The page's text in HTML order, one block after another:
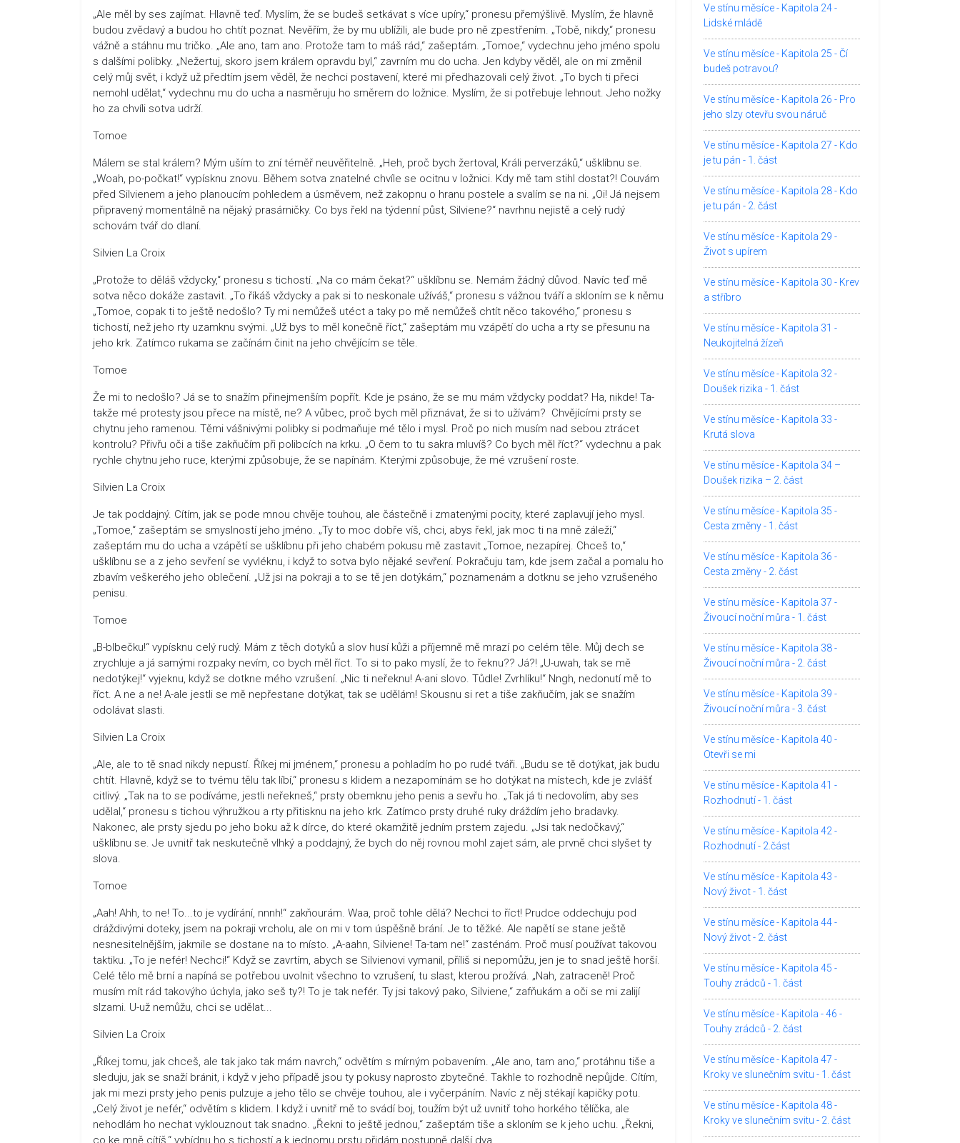
„Ale měl by ses zajímat. Hlavně teď. Myslím, že se budeš setkávat s více upíry,“ pronesu přemýšlivě. Myslím, že hlavně
budou zvědavý a budou ho chtít poznat. Nevěřím, že by mu ublížili, ale bude pro ně zpestřením. „Tobě, nikdy,“ pronesu
vážně a stáhnu mu tričko. „Ale ano, tam ano. Protože tam to máš rád,“ zašeptám. „Tomoe,“ vydechnu jeho jméno spolu
s dalšími polibky. „Nežertuj, skoro jsem králem opravdu byl,“ zavrním mu do ucha. Jen kdyby věděl, ale on mi změnil
celý můj svět, i když už předtím jsem věděl, že nechci postavení, které mi předhazovali celý život. „To bych ti přeci
nemohl udělat,“ vydechnu mu do ucha a nasměruju ho směrem do ložnice. Myslím, že si potřebuje lehnout. Jeho nožky
ho za chvíli sotva udrží.
Tomoe
Málem se stal králem? Mým uším to zní téměř neuvěřitelně. „Heh, proč bych žertoval, Králi perverzáků,“ ušklíbnu se.
„Woah, po-počkat!“ vypísknu znovu. Během sotva znatelné chvíle se ocitnu v ložnici. Kdy mě tam stihl dostat?! Couvám
před Silvienem a jeho planoucím pohledem a úsměvem, než zakopnu o hranu postele a svalím se na ni. „Oi! Já nejsem
připravený momentálně na nějaký prasárničky. Co bys řekl na týdenní půst, Silviene?“ navrhnu nejistě a celý rudý
schovám tvář do dlaní.
Silvien La Croix
„Protože to děláš vždycky,“ pronesu s tichostí. „Na co mám čekat?“ ušklíbnu se. Nemám žádný důvod. Navíc teď mě
sotva něco dokáže zastavit. „To říkáš vždycky a pak si to neskonale užíváš,“ pronesu s vážnou tváří a skloním se k němu
„Tomoe, copak ti to ještě nedošlo? Ty mi nemůžeš utéct a taky po mě nemůžeš chtít něco takového,“ pronesu s
tichostí, než jeho rty uzamknu svými. „Už bys to měl konečně říct,“ zašeptám mu vzápětí do ucha a rty se přesunu na
jeho krk. Zatímco rukama se začínám činit na jeho chvějícím se těle.
Tomoe
Že mi to nedošlo? Já se to snažím přinejmenším popřít. Kde je psáno, že se mu mám vždycky poddat? Ha, nikde! Ta-
takže mé protesty jsou přece na místě, ne? A vůbec, proč bych měl přiznávat, že si to užívám? Chvějícími prsty se
chytnu jeho ramenou. Těmi vášnivými polibky si podmaňuje mé tělo i mysl. Proč po nich musím nad sebou ztrácet
kontrolu? Přivřu oči a tiše zakňučím při polibcích na krku. „O čem to tu sakra mluvíš? Co bych měl říct?“ vydechnu a pak
rychle chytnu jeho ruce, kterými způsobuje, že se napínám. Kterými způsobuje, že mé vzrušení roste.
Silvien La Croix
Je tak poddajný. Cítím, jak se pode mnou chvěje touhou, ale částečně i zmatenými pocity, které zaplavují jeho mysl.
„Tomoe,“ zašeptám se smyslností jeho jméno. „Ty to moc dobře víš, chci, abys řekl, jak moc ti na mně záleží,“
zašeptám mu do ucha a vzápětí se ušklíbnu při jeho chabém pokusu mě zastavit „Tomoe, nezapírej. Chceš to,“
ušklíbnu se a z jeho sevření se vyvléknu, i když to sotva bylo nějaké sevření. Pokračuju tam, kde jsem začal a pomalu ho
zbavím veškerého jeho oblečení. „Už jsi na pokraji a to se tě jen dotýkám,“ poznamenám a dotknu se jeho vzrušeného
penisu.
Tomoe
„B-blbečku!“ vypísknu celý rudý. Mám z těch dotyků a slov husí kůži a příjemně mě mrazí po celém těle. Můj dech se
zrychluje a já samými rozpaky nevím, co bych měl říct. To si to pako myslí, že to řeknu?? Já?! „U-uwah, tak se mě
nedotýkej!“ vyjeknu, když se dotkne mého vzrušení. „Nic ti neřeknu! A-ani slovo. Tůdle! Zvrhlíku!“ Nngh, nedonutí mě to
říct. A ne a ne! A-ale jestli se mě nepřestane dotýkat, tak se udělám! Skousnu si ret a tiše zakňučím, jak se snažím
odolávat slasti.
Silvien La Croix
„Ale, ale to tě snad nikdy nepustí. Říkej mi jménem,“ pronesu a pohladím ho po rudé tváři. „Budu se tě dotýkat, jak budu
chtít. Hlavně, když se to tvému tělu tak líbí,“ pronesu s klidem a nezapomínám se ho dotýkat na místech, kde je zvlášť
citlivý. „Tak na to se podíváme, jestli neřekneš,“ prsty obemknu jeho penis a sevřu ho. „Tak já ti nedovolím, aby ses
udělal,“ pronesu s tichou výhružkou a rty přitisknu na jeho krk. Zatímco prsty druhé ruky dráždím jeho bradavky.
Nakonec, ale prsty sjedu po jeho boku až k dírce, do které okamžitě jedním prstem zajedu. „Jsi tak nedočkavý,“
ušklíbnu se. Je uvnitř tak neskutečně vlhký a poddajný, že bych do něj rovnou mohl zajet sám, ale prvně chci slyšet ty
slova.
Tomoe
„Aah! Ahh, to ne! To...to je vydírání, nnnh!“ zakňourám. Waa, proč tohle dělá? Nechci to říct! Prudce oddechuju pod
dráždivými doteky, jsem na pokraji vrcholu, ale on mi v tom úspěšně brání. Je to těžké. Ale napětí se stane ještě
nesnesitelnějším, jakmile se dostane na to místo. „A-aahn, Silviene! Ta-tam ne!“ zasténám. Proč musí používat takovou
taktiku. „To je nefér! Nechci!“ Když se zavrtím, abych se Silvienovi vymanil, příliš si nepomůžu, jen je to snad ještě horší.
Celé tělo mě brní a napíná se potřebou uvolnit všechno to vzrušení, tu slast, kterou prožívá. „Nah, zatraceně! Proč
musím mít rád takovýho úchyla, jako seš ty?! To je tak nefér. Ty jsi takový pako, Silviene,“ zafňukám a oči se mi zalijí
slzami. U-už nemůžu, chci se udělat...
Silvien La Croix
„Říkej tomu, jak chceš, ale tak jako tak mám navrch,“ odvětím s mírným pobavením. „Ale ano, tam ano,“ protáhnu tiše a
sleduju, jak se snaží bránit, i když v jeho případě jsou ty pokusy naprosto zbytečné. Takhle to rozhodně nepůjde. Cítím,
jak mi mezi prsty jeho penis pulzuje a jeho tělo se chvěje touhou, ale i vyčerpáním. Navíc z něj stékají kapičky potu.
„Celý život je nefér,“ odvětím s klidem. I když i uvnitř mě to svádí boj, toužím být už uvnitř toho horkého tělíčka, ale
nehodlám ho nechat vyklouznout tak snadno. „Řekni to ještě jednou,“ zašeptám tiše a skloním se k jeho uchu. „Řekni,
co ke mně cítíš,“ vybídnu ho s tichostí a k jednomu prstu přidám postupně další dva.
Ve stínu měsíce - Kapitola 24 -
Lidské mládě
Ve stínu měsíce - Kapitola 25 - Čí
budeš potravou?
Ve stínu měsíce - Kapitola 26 - Pro
jeho slzy otevřu svou náruč
Ve stínu měsíce - Kapitola 27 - Kdo
je tu pán - 1. část
Ve stínu měsíce - Kapitola 28 - Kdo
je tu pán - 2. část
Ve stínu měsíce - Kapitola 29 -
Život s upírem
Ve stínu měsíce - Kapitola 30 - Krev
a stříbro
Ve stínu měsíce - Kapitola 31 -
Neukojitelná žízeň
Ve stínu měsíce - Kapitola 32 -
Doušek rizika - 1. část
Ve stínu měsíce - Kapitola 33 -
Krutá slova
Ve stínu měsíce - Kapitola 34 –
Doušek rizika – 2. část
Ve stínu měsíce - Kapitola 35 -
Cesta změny - 1. část
Ve stínu měsíce - Kapitola 36 -
Cesta změny - 2. část
Ve stínu měsíce - Kapitola 37 -
Živoucí noční můra - 1. část
Ve stínu měsíce - Kapitola 38 -
Živoucí noční můra - 2. část
Ve stínu měsíce - Kapitola 39 -
Živoucí noční můra - 3. část
Ve stínu měsíce - Kapitola 40 -
Otevři se mi
Ve stínu měsíce - Kapitola 41 -
Rozhodnutí - 1. část
Ve stínu měsíce - Kapitola 42 -
Rozhodnutí - 2.část
Ve stínu měsíce - Kapitola 43 -
Nový život - 1. část
Ve stínu měsíce - Kapitola 44 -
Nový život - 2. část
Ve stínu měsíce - Kapitola 45 -
Touhy zrádců - 1. část
Ve stínu měsíce - Kapitola - 46 -
Touhy zrádců - 2. část
Ve stínu měsíce - Kapitola 47 -
Kroky ve slunečním svitu - 1. část
Ve stínu měsíce - Kapitola 48 -
Kroky ve slunečním svitu - 2. část